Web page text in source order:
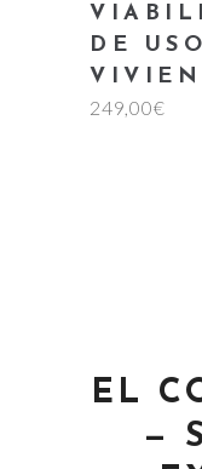
DE
249,00€
EL
—